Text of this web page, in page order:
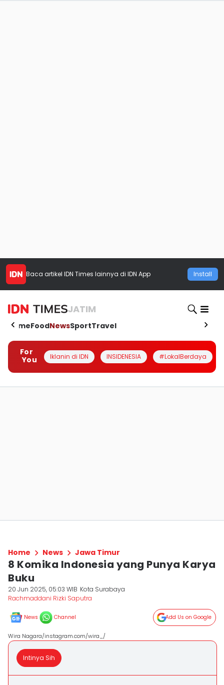
Baca artikel IDN Times lainnya di IDN App Install
JATIM
HomeFoodNewsSportTravel
For
You
Iklanin di IDN INSIDENESIA #LokalBerdaya
Home News Jawa Timur
8 Komika Indonesia yang Punya Karya
Buku
20 Jun 2025, 05:03 WIB Kota Surabaya
Rachmaddani Rizki Saputra
News Channel Add Us on Google
Wira Nagara/instagram.com/wira_/
Intinya Sih